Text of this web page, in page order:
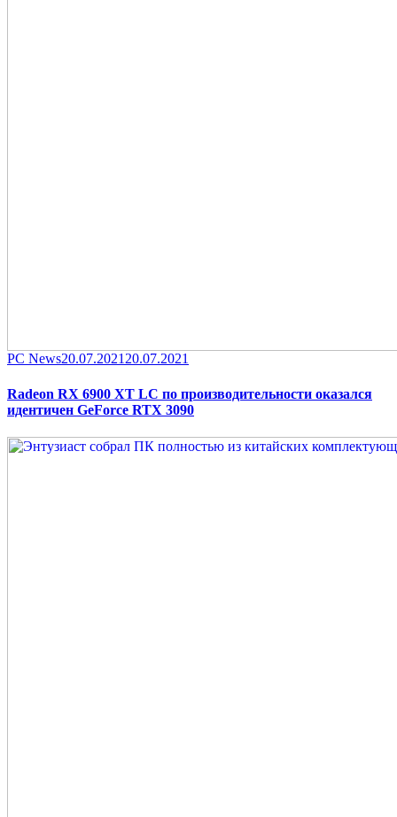
Category
PC NewsPosted
20.07.2021 20.07.2021
Radeon RX 6900 XT LC по производительности оказался
идентичен GeForce RTX 3090